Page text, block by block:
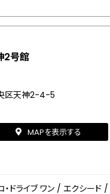
2号館
区天神2-4-5
MAPを表示する
・ドライブ ワン / エクシード /